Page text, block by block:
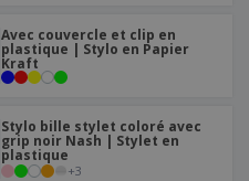
Avec couvercle et clip en
plastique | Stylo en Papier
Kraft
Stylo bille stylet coloré avec
grip noir Nash | Stylet en
plastique
+3